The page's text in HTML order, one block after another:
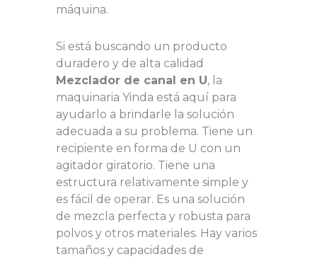
máquina.
Si está buscando un producto
duradero y de alta calidad
Mezclador de canal en U, la
maquinaria Yinda está aquí para
ayudarlo a brindarle la solución
adecuada a su problema. Tiene un
recipiente en forma de U con un
agitador giratorio. Tiene una
estructura relativamente simple y
es fácil de operar. Es una solución
de mezcla perfecta y robusta para
polvos y otros materiales. Hay varios
tamaños y capacidades de